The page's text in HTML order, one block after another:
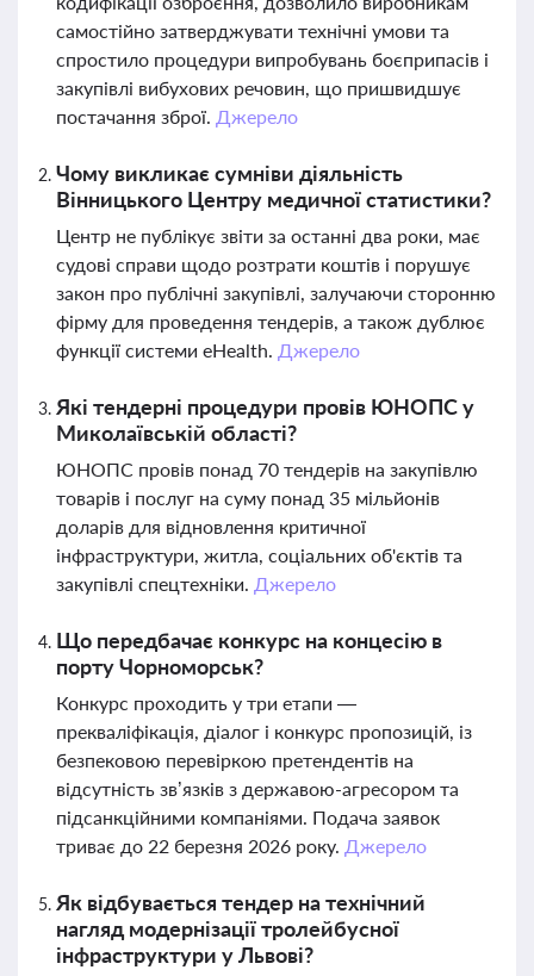
самостійно затверджувати технічні умови та
спростило процедури випробувань боєприпасів і
закупівлі вибухових речовин, що пришвидшує
постачання зброї. Джерело
Чому викликає сумніви діяльність
Вінницького Центру медичної статистики?
Центр не публікує звіти за останні два роки, має
судові справи щодо розтрати коштів і порушує
закон про публічні закупівлі, залучаючи сторонню
фірму для проведення тендерів, а також дублює
функції системи eHealth. Джерело
Які тендерні процедури провів ЮНОПС у
Миколаївській області?
ЮНОПС провів понад 70 тендерів на закупівлю
товарів і послуг на суму понад 35 мільйонів
доларів для відновлення критичної
інфраструктури, житла, соціальних об'єктів та
закупівлі спецтехніки. Джерело
Що передбачає конкурс на концесію в
порту Чорноморськ?
Конкурс проходить у три етапи —
прекваліфікація, діалог і конкурс пропозицій, із
безпековою перевіркою претендентів на
відсутність зв’язків з державою-агресором та
підсанкційними компаніями. Подача заявок
триває до 22 березня 2026 року. Джерело
Як відбувається тендер на технічний
нагляд модернізації тролейбусної
інфраструктури у Львові?